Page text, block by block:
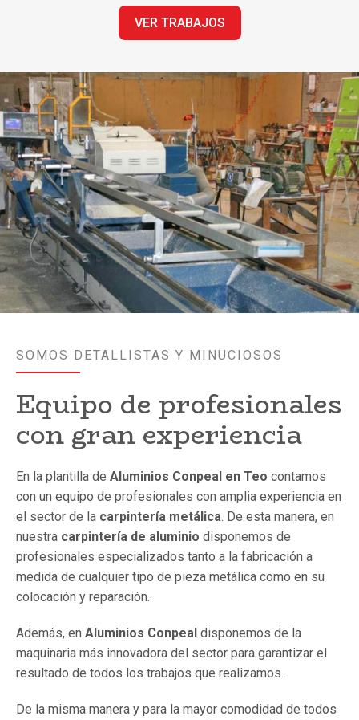
VER TRABAJOS
SOMOS DETALLISTAS Y MINUCIOSOS
Equipo de profesionales
con gran experiencia
En la plantilla de Aluminios Conpeal en Teo contamos
con un equipo de profesionales con amplia experiencia en
el sector de la carpintería metálica. De esta manera, en
nuestra carpintería de aluminio disponemos de
profesionales especializados tanto a la fabricación a
medida de cualquier tipo de pieza metálica como en su
colocación y reparación.
Además, en Aluminios Conpeal disponemos de la
maquinaria más innovadora del sector para garantizar el
resultado de todos los trabajos que realizamos.
De la misma manera y para la mayor comodidad de todos